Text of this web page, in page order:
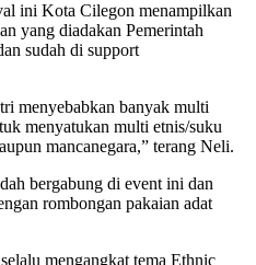
ini Kota Cilegon menampilkan
yang diadakan Pemerintah
sudah di support
menyebabkan banyak multi
menyatukan multi etnis/suku
mancanegara,” terang Neli.
bergabung di event ini dan
rombongan pakaian adat
mengangkat tema Ethnic